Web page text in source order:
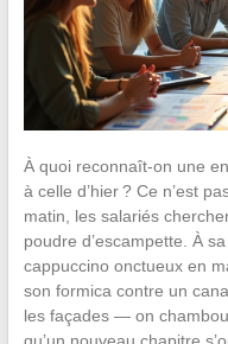
À quoi reconnaît-on une
à celle d’hier ? Ce n’est
matin, les salariés
poudre d’escampette. À
cappuccino onctueux en
son formica contre un
les façades — on